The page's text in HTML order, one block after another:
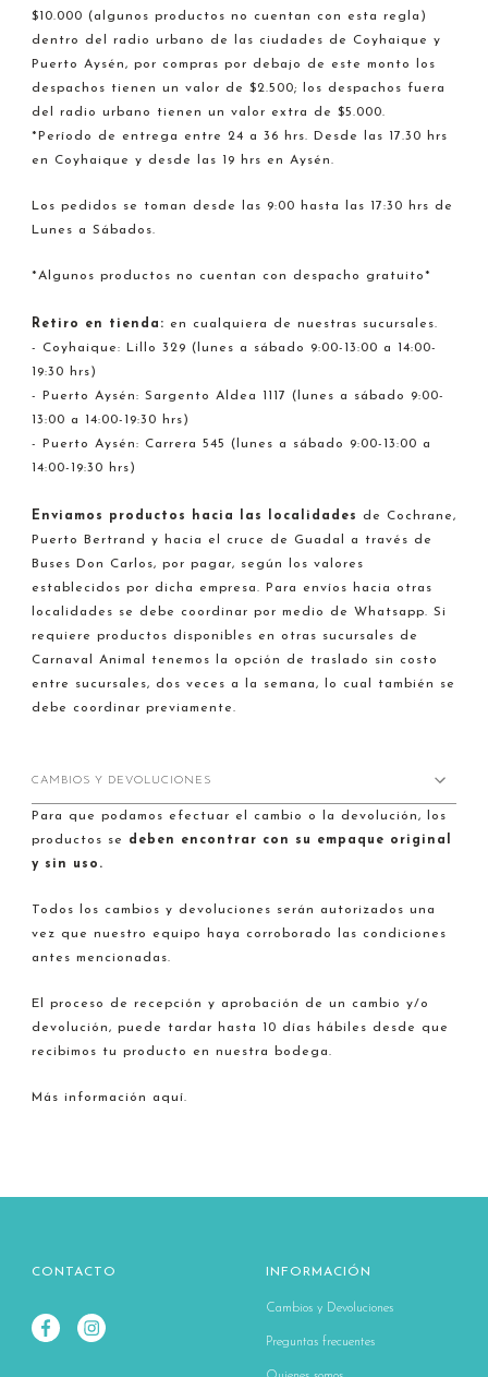
$10.000 (algunos productos no cuentan con esta regla)
dentro del radio urbano de las ciudades de Coyhaique y
Puerto Aysén, por compras por debajo de este monto los
despachos tienen un valor de $2.500; los despachos fuera
del radio urbano tienen un valor extra de $5.000.
*Período de entrega entre 24 a 36 hrs. Desde las 17.30 hrs
en Coyhaique y desde las 19 hrs en Aysén.
Los pedidos se toman desde las 9:00 hasta las 17:30 hrs de
Lunes a Sábados.
*Algunos productos no cuentan con despacho gratuito*
Retiro en tienda: en cualquiera de nuestras sucursales.
- Coyhaique: Lillo 329 (lunes a sábado 9:00-13:00 a 14:00-
19:30 hrs)
- Puerto Aysén: Sargento Aldea 1117 (lunes a sábado 9:00-
13:00 a 14:00-19:30 hrs)
- Puerto Aysén: Carrera 545 (lunes a sábado 9:00-13:00 a
14:00-19:30 hrs)
Enviamos productos hacia las localidades de Cochrane,
Puerto Bertrand y hacia el cruce de Guadal a través de
Buses Don Carlos, por pagar, según los valores
establecidos por dicha empresa. Para envíos hacia otras
localidades se debe coordinar por medio de Whatsapp. Si
requiere productos disponibles en otras sucursales de
Carnaval Animal tenemos la opción de traslado sin costo
entre sucursales, dos veces a la semana, lo cual también se
debe coordinar previamente.
CAMBIOS Y DEVOLUCIONES
Para que podamos efectuar el cambio o la devolución, los
productos se deben encontrar con su empaque original
y sin uso.
Todos los cambios y devoluciones serán autorizados una
vez que nuestro equipo haya corroborado las condiciones
antes mencionadas.
El proceso de recepción y aprobación de un cambio y/o
devolución, puede tardar hasta 10 días hábiles desde que
recibimos tu producto en nuestra bodega.
Más información aquí.
CONTACTO INFORMACIÓN
Cambios y Devoluciones
Preguntas frecuentes